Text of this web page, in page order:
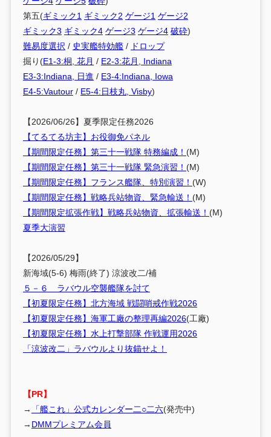
第五(ギミック1 ギミック2 ゲージ1 ゲージ2
ギミック3 ギミック4 ゲージ3 ゲージ4 破砕)
難易度選択 / 史実艦特効艦/ ドロップ
掘り(E1-3:桐, 花月 / E2-3:花月, Indiana
E3-3:Indiana, 日進 / E3-4:Indiana, Iowa
E4-5:Vautour/ E5-4:日枝丸, Visby)
【2026/06/26】夏季限定任務2026
【てるてる坊主】お役御免パネル
【期間限定任務】第三十一戦隊 特務編成！ (M)
【期間限定任務】第三十一戦隊 緊急演習！ (M)
【期間限定任務】フランス艦隊、特別演習！ (W)
【期間限定任務】戦略兵站物資、緊急輸送！ (M)
【期間限定拡張作戦】戦略兵站物資、拡張輸送！ (M)
夏季大演習
【2026/05/29】
新海域(5-6) 梅雨(終了) 涼波改二/補
５－６ ラバウル空襲艦隊を討て
【初夏限定任務】北方海域 戦闘哨戒作戦2026
【初夏限定任務】海軍工廠の整理再編2026(工廠)
【初夏限定任務】水上打撃部隊 作戦運用2026
「涼波改二」ラバウルより抜錨せよ！
【PR】
→
「艦これ」公式カレンダー二○二六(発売中)
→ DMMプレミアム会員